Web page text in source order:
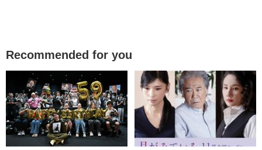
Recommended for you